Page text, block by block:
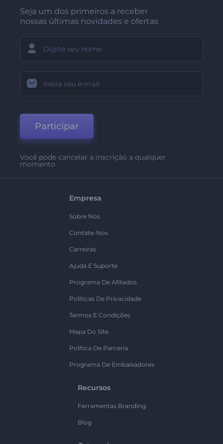
Seja um dos primeiros a receber
nossas últimas novidades e ofertas
Participar
Você pode cancelar a inscrição a qualquer
momento
Empresa
Sobre Nós
Contate-Nos
Carreiras
Ajuda E Suporte
Programa De Afiliados
Políticas De Privacidade
Termos E Condições
Mapa Do Site
Política De Parceria
Programa De Embaixadores
Recursos
Ferramentas Branding
Blog